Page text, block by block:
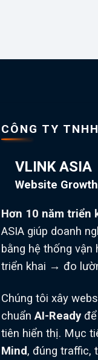
CÔNG TY
VLINK ASIA
Website
Hơn 10 năm triển
ASIA giúp doanh
bằng hệ thống
triển khai → đo
Chúng tôi xây
chuẩnAI-Ready
tiên hiển thị. Mục
Mind, đúng traffic,